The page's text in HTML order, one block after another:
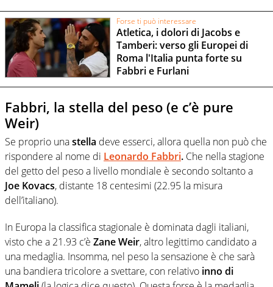
Forse ti può interessare
Atletica, i dolori di Jacobs e
Tamberi: verso gli Europei di
Roma l'Italia punta forte su
Fabbri e Furlani
Fabbri, la stella del peso (e c’è pure
Weir)
Se proprio unastella deve esserci, allora quella non può che
rispondere al nome di Leonardo Fabbri. Che nella stagione
del getto del peso a livello mondiale è secondo soltanto a
Joe Kovacs, distante 18 centesimi (22.95 la misura
dell’italiano).
In Europa la classifica stagionale è dominata dagli italiani,
visto che a 21.93 c’è Zane Weir, altro legittimo candidato a
una medaglia. Insomma, nel peso la sensazione è che sarà
una bandiera tricolore a svettare, con relativo inno di